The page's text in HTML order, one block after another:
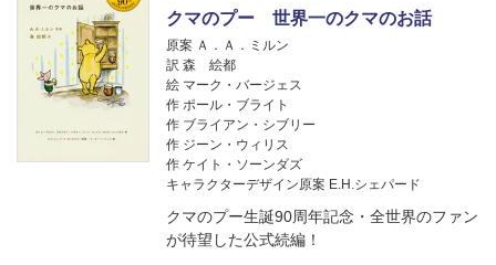
クマのプー 世界一のクマのお話
原案 Ａ．Ａ．ミルン
訳 森 絵都
絵 マーク・バージェス
作 ポール・ブライト
作 ブライアン・シブリー
作 ジーン・ウィリス
作 ケイト・ソーンダズ
キャラクターデザイン原案 E.H.シェパード
クマのプー生誕90周年記念・全世界のファン
が待望した公式続編！